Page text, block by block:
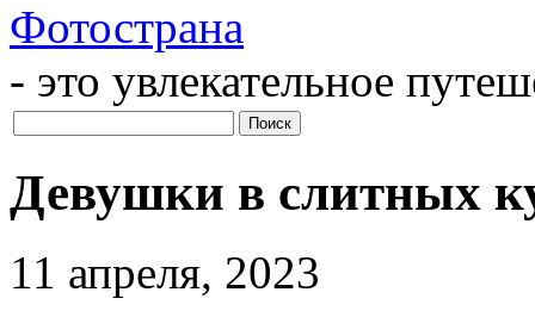
Фотострана
- это увлекательное
Девушки в слитных
11 апреля, 2023